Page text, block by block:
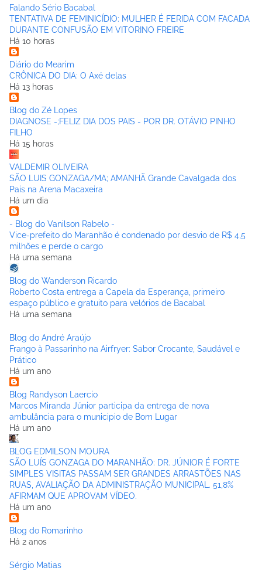
Falando Sério Bacabal
TENTATIVA DE FEMINICÍDIO: MULHER É FERIDA COM FACADA
DURANTE CONFUSÃO EM VITORINO FREIRE
Há 10 horas
Diário do Mearim
CRÔNICA DO DIA: O Axé delas
Há 13 horas
Blog do Zé Lopes
DIAGNOSE -;FELIZ DIA DOS PAIS - POR DR. OTÁVIO PINHO
FILHO
Há 15 horas
VALDEMIR OLIVEIRA
SÃO LUIS GONZAGA/MA; AMANHÃ Grande Cavalgada dos
Pais na Arena Macaxeira
Há um dia
- Blog do Vanilson Rabelo -
Vice-prefeito do Maranhão é condenado por desvio de R$ 4,5
milhões e perde o cargo
Há uma semana
Blog do Wanderson Ricardo
Roberto Costa entrega a Capela da Esperança, primeiro
espaço público e gratuito para velórios de Bacabal
Há uma semana
Blog do André Araújo
Frango à Passarinho na Airfryer: Sabor Crocante, Saudável e
Prático
Há um ano
Blog Randyson Laercio
Marcos Miranda Júnior participa da entrega de nova
ambulância para o municipio de Bom Lugar
Há um ano
BLOG EDMILSON MOURA
SÃO LUÍS GONZAGA DO MARANHÃO: DR. JÚNIOR É FORTE
SIMPLES VISITAS PASSAM SER GRANDES ARRASTÕES NAS
RUAS, AVALIAÇÃO DA ADMINISTRAÇÃO MUNICIPAL. 51,8%
AFIRMAM QUE APROVAM VÍDEO.
Há um ano
Blog do Romarinho
Há 2 anos
Sérgio Matias